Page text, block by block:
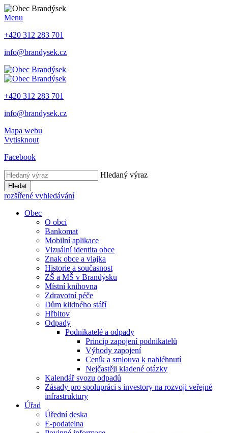
Menu
+420 312 283 701
info@brandysek.cz
+420 312 283 701
info@brandysek.cz
Mapa webu
Vytisknout
Facebook
Hledaný výraz
Hledat
rozšířené vyhledávání
Obec
O obci
Bankomat
Mobilní aplikace
Vizuální identita obce
Znak obce a vlajka
Historie a současnost
ZŠ a MŠ v Brandýsku
Místní knihovna
Zdravotní péče
Dům klidného stáří
Hřbitov
Odpady
Podnikatelé a odpady
Princip zapojení podnikatelů
Výhody zapojení
Ceník a smlouva k nahléhnutí
Nejčastěji kladené otázky
Kalendář svozu odpadů
Zásady pro spolupráci s investory na rozvoji veřejné
infrastruktury
Úřad
Úřední deska
E-podatelna